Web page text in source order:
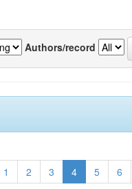
Authors/record
1 2 3 4 5 6